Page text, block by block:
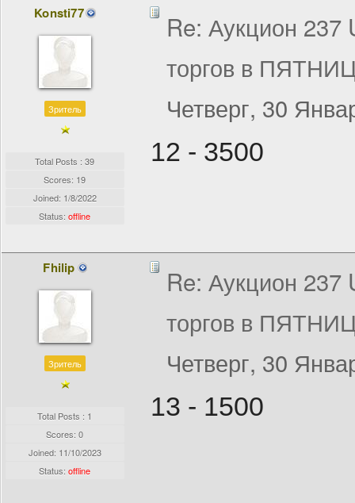
Konsti77
Зритель
Total Posts : 39
Scores: 19
Joined: 1/8/2022
Status:offline
Re: Аукцион 237
торгов в
Четверг, 30
12 - 3500
Fhilip
Зритель
Total Posts : 1
Scores: 0
Joined: 11/10/2023
Status:offline
Re: Аукцион 237
торгов в
Четверг, 30
13 - 1500